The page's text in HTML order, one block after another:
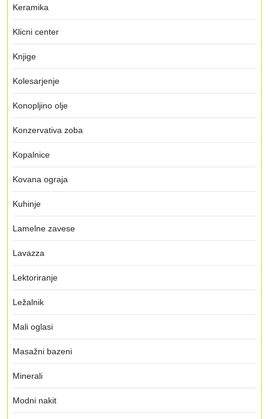
Keramika
Klicni center
Knjige
Kolesarjenje
Konopljino olje
Konzervativa zoba
Kopalnice
Kovana ograja
Kuhinje
Lamelne zavese
Lavazza
Lektoriranje
Ležalnik
Mali oglasi
Masažni bazeni
Minerali
Modni nakit